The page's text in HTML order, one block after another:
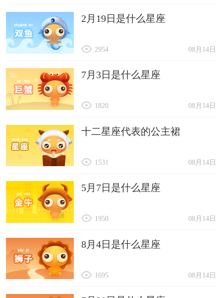
2月19日是什么星座
08月14日
2954
7月3日是什么星座
08月14日
1820
十二星座代表的公主裙
08月14日
1531
5月7日是什么星座
08月14日
1950
8月4日是什么星座
08月14日
1695